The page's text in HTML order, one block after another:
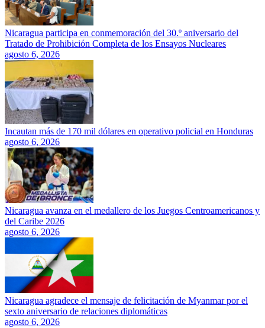
Nicaragua participa en conmemoración del 30.º aniversario del
Tratado de Prohibición Completa de los Ensayos Nucleares
agosto 6, 2026
Incautan más de 170 mil dólares en operativo policial en Honduras
agosto 6, 2026
Nicaragua avanza en el medallero de los Juegos Centroamericanos y
del Caribe 2026
agosto 6, 2026
Nicaragua agradece el mensaje de felicitación de Myanmar por el
sexto aniversario de relaciones diplomáticas
agosto 6, 2026